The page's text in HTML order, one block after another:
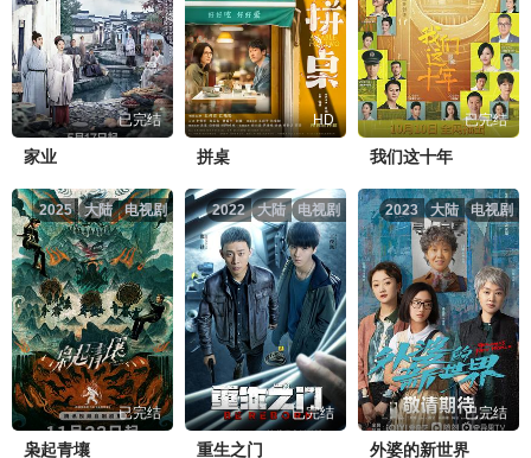
已完结
家业
HD
拼桌
已完结
我们这十年
电视剧
大陆
2025
已完结
枭起青壤
电视剧
大陆
2022
已完结
重生之门
电视剧
大陆
2023
已完结
外婆的新世界